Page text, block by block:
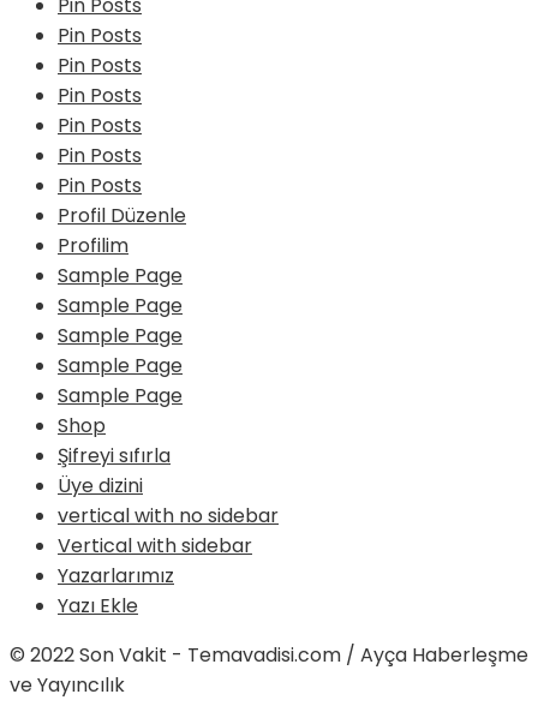
Pin Posts
Pin Posts
Pin Posts
Pin Posts
Pin Posts
Pin Posts
Profil Düzenle
Profilim
Sample Page
Sample Page
Sample Page
Sample Page
Sample Page
Shop
Şifreyi sıfırla
Üye dizini
vertical with no sidebar
Vertical with sidebar
Yazarlarımız
Yazı Ekle
© 2022 Son Vakit - Temavadisi.com / Ayça Haberleşme
ve Yayıncılık